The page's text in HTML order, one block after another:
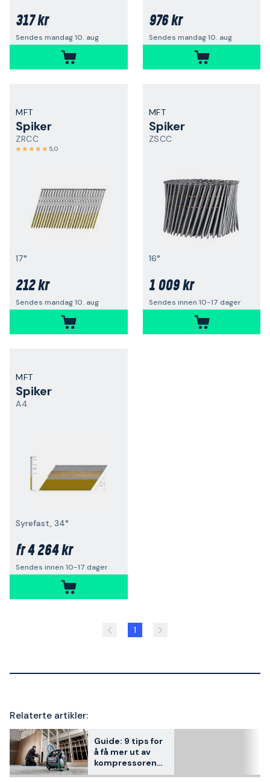
317 kr
Sendes mandag 10. aug
976 kr
Sendes mandag 10. aug
MFT
Spiker
ZRCC
5,0
17°
212 kr
Sendes mandag 10. aug
MFT
Spiker
ZSCC
16°
1 009 kr
Sendes innen 10-17 dager
MFT
Spiker
A4
Syrefast, 34°
fr4 264 kr
Sendes innen 10-17 dager
1
Relaterte artikler:
Guide: 9 tips for
å få mer ut av
kompressoren
din